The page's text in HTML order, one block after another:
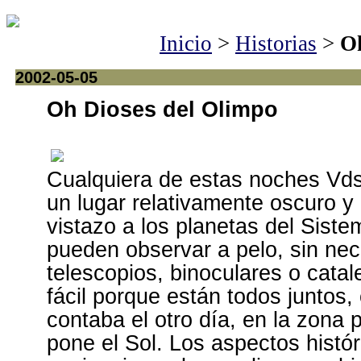
Inicio > Historias >
2002-05-05
Oh Dioses del Olimpo
Cualquiera de estas noches
un lugar relativamente oscuro y
vistazo a los planetas del
pueden observar a pelo, sin
telescopios, binoculares o
fácil porque están todos juntos,
contaba el otro día, en la zona
pone el Sol. Los aspectos